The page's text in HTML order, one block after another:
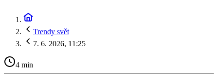
Trendy svět
7. 6. 2026, 11:25
4 min